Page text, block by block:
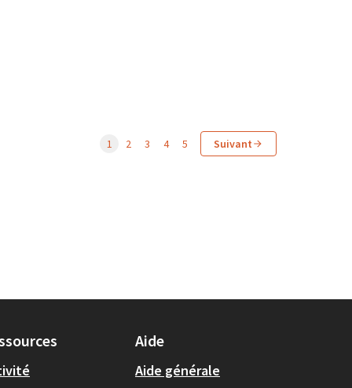
1 2 3 4 5 Suivant
Aide
Aide générale